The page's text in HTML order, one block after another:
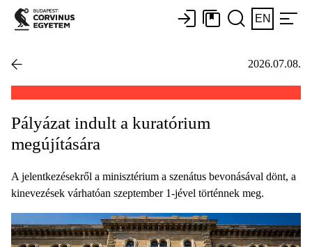
EN
2026.07.08.
Pályázat indult a kuratórium
megújítására
A jelentkezésekről a minisztérium a szenátus bevonásával dönt, a
kinevezések várhatóan szeptember 1-jével történnek meg.